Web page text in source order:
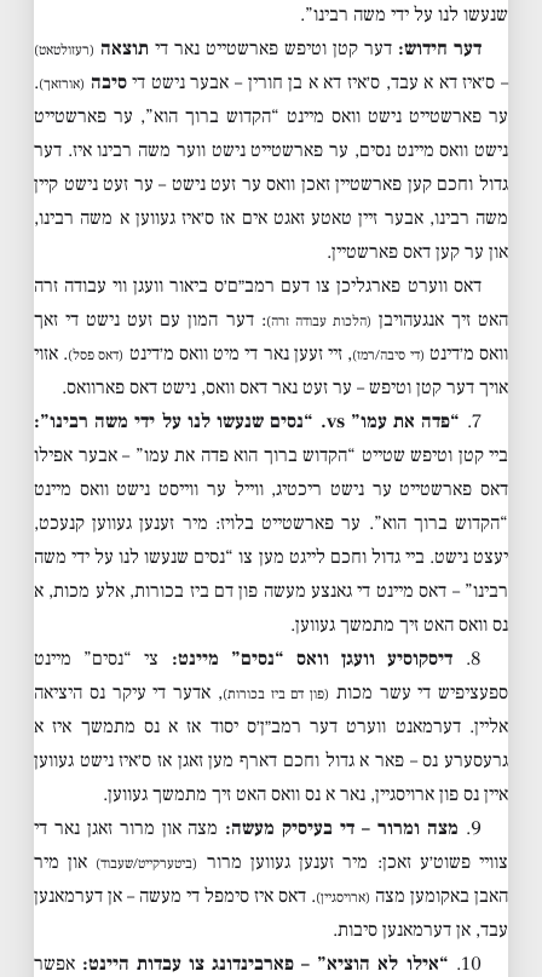
שנעשו לנו על ידי משה רבינו”.
דער חידוש: דער קטן וטיפש פארשטייט נאר דיתוצאה (רעזולטאט)
– ס׳איז דא א עבד, ס׳איז דא א בן חורין – אבער נישט דיסיבה (אורזאך).
ער פארשטייט נישט וואס מיינט “הקדוש ברוך הוא”, ער פארשטייט
נישט וואס מיינט נסים, ער פארשטייט נישט ווער משה רבינו איז. דער
גדול וחכם קען פארשטיין זאכן וואס ער זעט נישט – ער זעט נישט קיין
משה רבינו, אבער זיין טאטע זאגט אים אז ס׳איז געווען א משה רבינו,
און ער קען דאס פארשטיין.
דאס ווערט פארגליכן צו דעם רמב״ם׳ס ביאור וועגן ווי עבודה זרה
האט זיך אנגעהויבן (הלכות עבודה זרה): דער המון עם זעט נישט די זאך
וואס מ׳דינט (די סיבה/רמז), זיי זעען נאר די מיט וואס מ׳דינט (דאס פסל). אזוי
אויך דער קטן וטיפש – ער זעט נאר דאס וואס, נישט דאס פארוואס.
7. “פדה את עמו” vs. “נסים שנעשו לנו על ידי משה רבינו”:
ביי קטן וטיפש שטייט “הקדוש ברוך הוא פדה את עמו” – אבער אפילו
דאס פארשטייט ער נישט ריכטיג, ווייל ער ווייסט נישט וואס מיינט
“הקדוש ברוך הוא”. ער פארשטייט בלויז: מיר זענען געווען קנעכט,
יעצט נישט. ביי גדול וחכם לייגט מען צו “נסים שנעשו לנו על ידי משה
רבינו” – דאס מיינט די גאנצע מעשה פון דם ביז בכורות, אלע מכות, א
נס וואס האט זיך מתמשך געווען.
8.
דיסקוסיע וועגן וואס “נסים” מיינט: צי “נסים” מיינט
ספעציפיש די עשר מכות (פון דם ביז בכורות), אדער די עיקר נס היציאה
אליין. דערמאנט ווערט דער רמב״ן׳ס יסוד אז א נס מתמשך איז א
גרעסערע נס – פאר א גדול וחכם דארף מען זאגן אז ס׳איז נישט געווען
איין נס פון ארויסגיין, נאר א נס וואס האט זיך מתמשך געווען.
9. מצה ומרור – די בעיסיק מעשה: מצה און מרור זאגן נאר די
צוויי פשוט׳ע זאכן: מיר זענען געווען מרור (ביטערקייט/שעבוד) און מיר
האבן באקומען מצה (ארויסגיין). דאס איז סימפל די מעשה – אן דערמאנען
עבד, אן דערמאנען סיבות.
10. “אילו לא הוציא” – פארבינדונג צו עבדות היינט: אפשר